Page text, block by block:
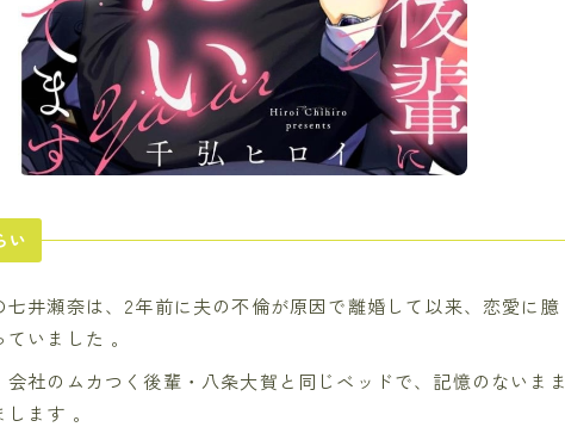
い
七井瀬奈は、2年前に夫の不倫が原因で離婚して以来、恋愛に臆
いました 。
会社のムカつく後輩・八条大賀と同じベッドで、記憶のないまま
ます 。